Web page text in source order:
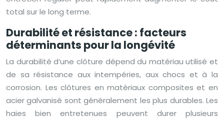
total sur le long terme.
Durabilité et résistance : facteurs
déterminants pour la longévité
La durabilité d’une clôture dépend du matériau utilisé et
de sa résistance aux intempéries, aux chocs et à la
corrosion. Les clôtures en matériaux composites et en
acier galvanisé sont généralement les plus durables. Les
haies bien entretenues peuvent durer plusieurs